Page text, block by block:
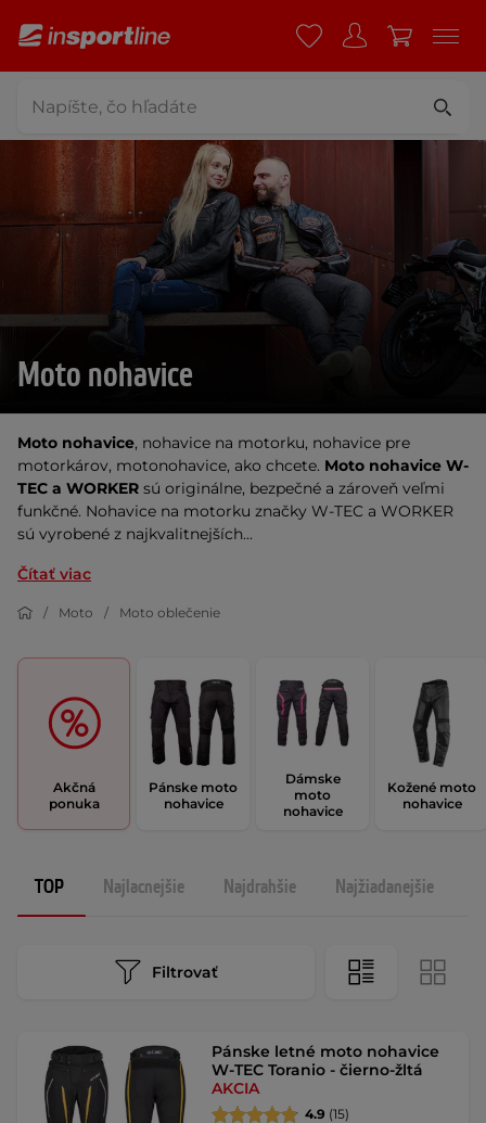
Moto nohavice
Moto nohavice, nohavice na motorku, nohavice pre
motorkárov, motonohavice, ako chcete. Moto nohavice W-
TEC a WORKER sú originálne, bezpečné a zároveň veľmi
funkčné. Nohavice na motorku značky W-TEC a WORKER
sú vyrobené z najkvalitnejších...
Čítať viac
Moto Moto oblečenie
Akčná
ponuka
Pánske moto
nohavice
Dámske
moto
nohavice
Kožené moto
nohavice
TOP Najlacnejšie Najdrahšie Najžiadanejšie
Filtrovať
Pánske letné moto nohavice
W-TEC Toranio - čierno-žltá
AKCIA
4.9 (15)